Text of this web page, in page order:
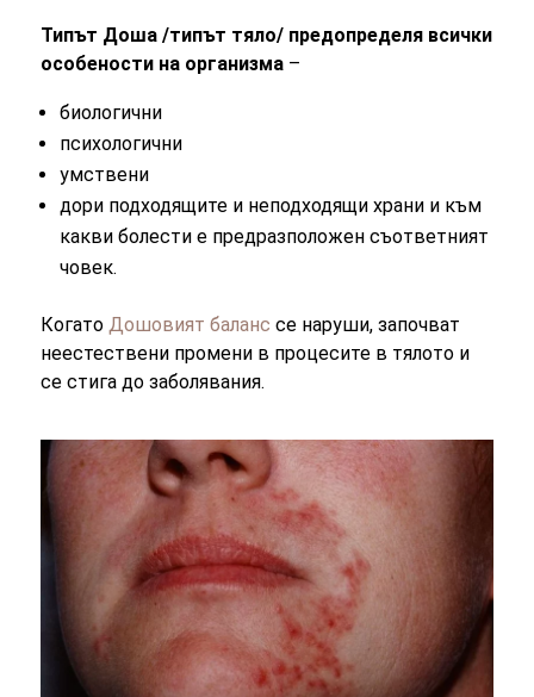
Типът Доша /типът тяло/ предопределя всички
особености на организма –
биологични
психологични
умствени
дори подходящите и неподходящи храни и към
какви болести е предразположен съответният
човек.
КогатоДошовият баланс се наруши, започват
неестествени промени в процесите в тялото и
се стига до заболявания.